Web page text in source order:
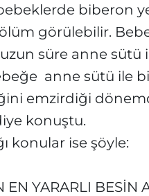
biberon
görülebilir.
süre anne sütü
anne sütü ile
emzirdiği
konuştu.
konular ise şöyle:
YARARLI BESİN